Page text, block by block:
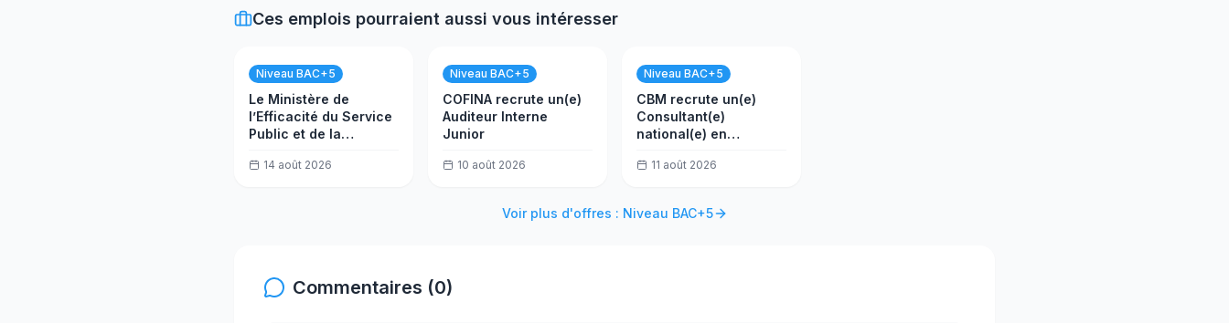
Ces emplois pourraient aussi vous intéresser
Niveau BAC+5
Le Ministère de
l’Efficacité du Service
Public et de la
(MESPTN) recrute
14 août 2026
Niveau BAC+5
COFINA recrute un(e)
Auditeur Interne
Junior
10 août 2026
Niveau BAC+5
CBM recrute un(e)
Consultant(e)
national(e) en
11 août 2026
Voir plus d'offres : Niveau BAC+5
Commentaires (0)